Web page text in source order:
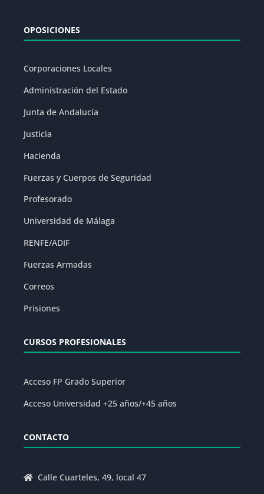
OPOSICIONES
Corporaciones Locales
Administración del Estado
Junta de Andalucía
Justicia
Hacienda
Fuerzas y Cuerpos de Seguridad
Profesorado
Universidad de Málaga
RENFE/ADIF
Fuerzas Armadas
Correos
Prisiones
CURSOS PROFESIONALES
Acceso FP Grado Superior
Acceso Universidad +25 años/+45 años
CONTACTO
Calle Cuarteles, 49, local 47